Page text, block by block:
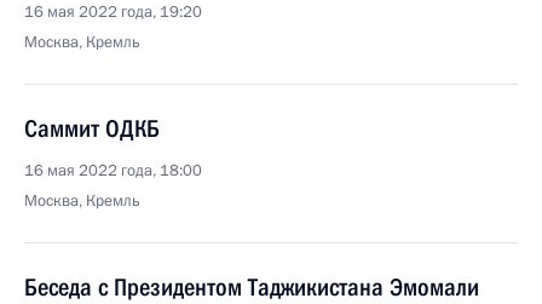
16 мая 2022 года, 19:20
Москва, Кремль
Саммит ОДКБ
16 мая 2022 года, 18:00
Москва, Кремль
Беседа с Президентом Таджикистана Эмомали